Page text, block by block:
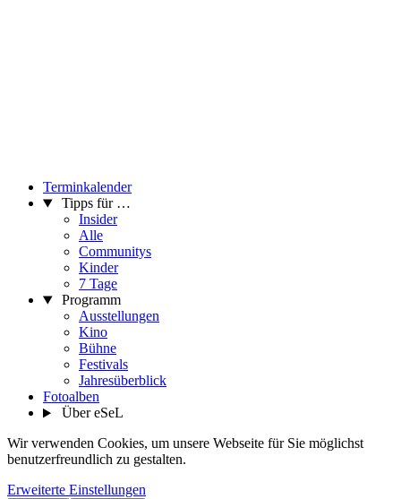
Terminkalender
Tipps für …
Insider
Alle
Communitys
Kinder
7 Tage
Programm
Ausstellungen
Kino
Bühne
Festivals
Jahresüberblick
Fotoalben
Über eSeL
Wir verwenden Cookies, um unsere Webseite für Sie möglichst
benutzerfreundlich zu gestalten.
Erweiterte Einstellungen